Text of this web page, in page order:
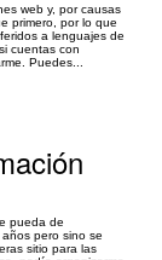
web y, por causas
primero, por lo que
a lenguajes de
cuentas con
Puedes...
pueda de
pero sino se
sitio para las